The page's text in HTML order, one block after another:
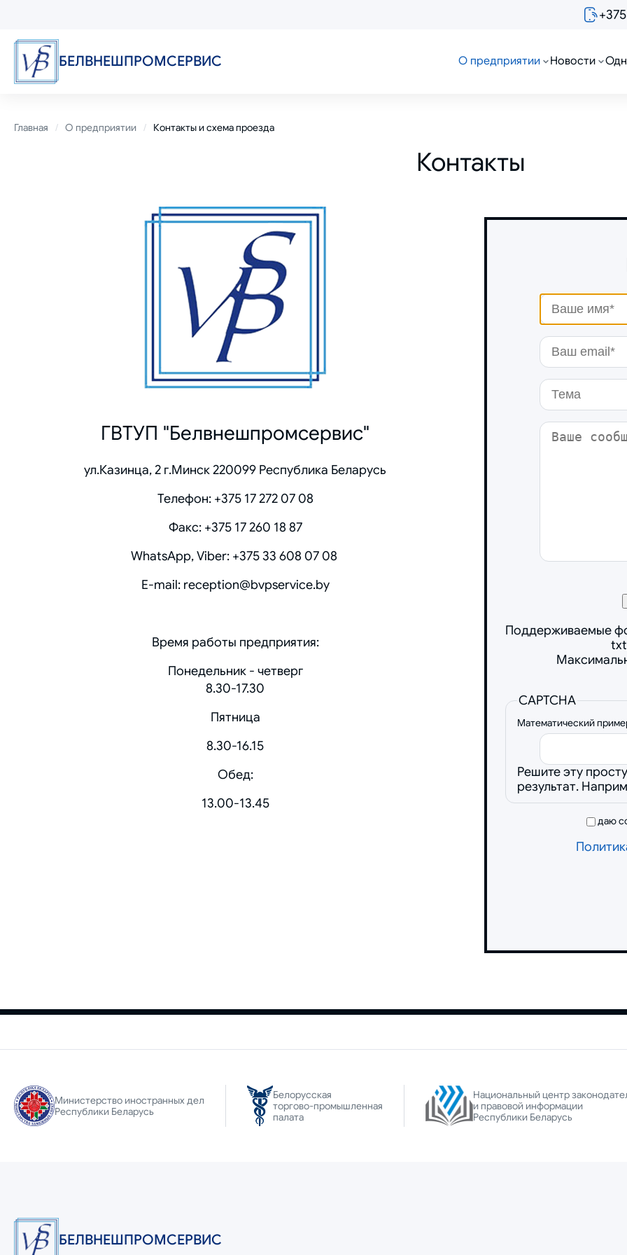
содержанию
БЕЛВНЕШПРОМСЕРВИС О предприятии Новости
Строка
Главная О предприятии Контакты и схема проезда
Контакты
ГВТУП "Белвнешпром­сервис"
ул.Казинца, 2 г.Минск 220099 Республика Беларусь
Телефон: +375 17 272 07 08
Факс: +375 17 260 18 87
WhatsApp, Viber: +375 33 608 07 08
Е-mail: reception@bvpservice.by
Время работы предприятия:
Понедельник - четверг
8.30-17.30
Пятница
8.30-16.15
Обед:
13.00-13.45
Поддерживаемые
CAPTCHA
Математический
Решите эту
результат.
даю
Министерство иностранных дел
Республики Беларусь
Белорусская
торгово-промышленная
палата
Национальный центр
и правовой информации
Республики Беларусь
БЕЛВНЕШПРОМСЕРВИС